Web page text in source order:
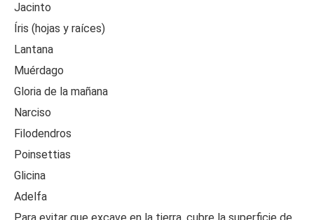
Jacinto
Íris (hojas y raíces)
Lantana
Muérdago
Gloria de la mañana
Narciso
Filodendros
Poinsettias
Glicina
Adelfa